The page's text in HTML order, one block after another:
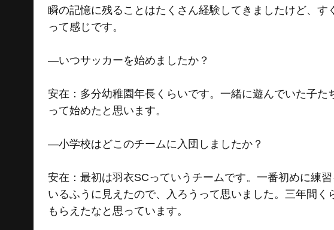
瞬の記憶に残ることはたくさん経験してきましたけど、
って感じです。
―いつサッカーを始めましたか？
安在：多分幼稚園年長くらいです。一緒に遊んでいた子
って始めたと思います。
―小学校はどこのチームに入団しましたか？
安在：最初は羽衣SCっていうチームです。一番初めに練
いるふうに見えたので、入ろうって思いました。三年間
もらえたなと思っています。